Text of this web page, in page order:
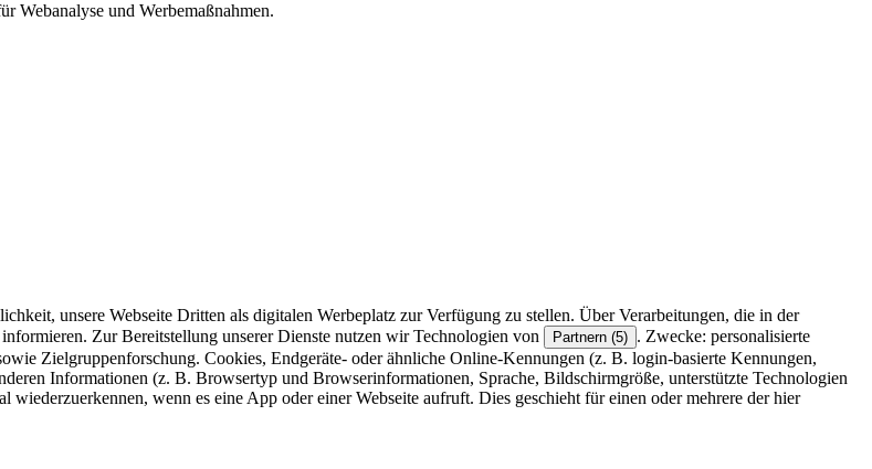
Webanalyse und Werbemaßnahmen.
unsere Webseite Dritten als digitalen Werbeplatz zur Verfügung zu stellen. Über Verarbeitungen, die in der
Zur Bereitstellung unserer Dienste nutzen wir Technologien von Partnern (5) . Zwecke: personalisierte
Zielgruppenforschung. Cookies, Endgeräte- oder ähnliche Online-Kennungen (z. B. login-basierte Kennungen,
Informationen (z. B. Browsertyp und Browserinformationen, Sprache, Bildschirmgröße, unterstützte Technologien
wenn es eine App oder einer Webseite aufruft. Dies geschieht für einen oder mehrere der hier